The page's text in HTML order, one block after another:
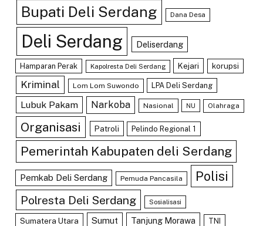
Bupati Deli Serdang Dana Desa
Deli Serdang Deliserdang
Hamparan Perak Kapolresta Deli Serdang Kejari korupsi
Kriminal Lom Lom Suwondo LPA Deli Serdang
Lubuk Pakam Narkoba Nasional NU Olahraga
Organisasi Patroli Pelindo Regional 1
Pemerintah Kabupaten deli Serdang
Pemkab Deli Serdang Pemuda Pancasila Polisi
Polresta Deli Serdang Sosialisasi
Sumatera Utara Sumut Tanjung Morawa TNI